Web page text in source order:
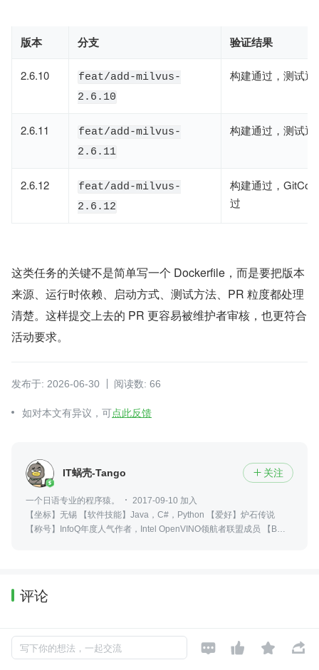
版本 分支 验证结果
2.6.10
feat/add-milvus-
2.6.10
构建通过，测试通
2.6.11
feat/add-milvus-
2.6.11
构建通过，测试通
2.6.12
feat/add-milvus-
2.6.12
构建通过，
过
这类任务的关键不是简单写一个 Dockerfile，而是要把版本
来源、运行时依赖、启动方式、测试方法、PR 粒度都处理
清楚。这样提交上去的 PR 更容易被维护者审核，也更符合
活动要求。
发布于: 2026-06-30 阅读数: 66
如对本文有异议，可点此反馈
IT蜗壳-Tango  关注
一个日语专业的程序猿。
2017-09-10 加入
【坐标】无锡 【软件技能】Java，C#，Python 【爱好】炉石传说
【称号】InfoQ年度人气作者，Intel OpenVINO领航者联盟成员 【B
评论
暂无评论
写下你的想法，一起交流    